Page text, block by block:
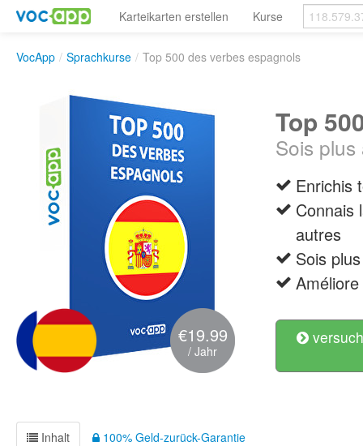
Karteikarten erstellen Kurse
VocApp / Sprachkurse / Top 500 des verbes espagnols
€19.99
/ Jahr
Top
Sois plus
Enrichis
Connais
autres
Sois
Inhalt 100% Geld-zurück-Garantie